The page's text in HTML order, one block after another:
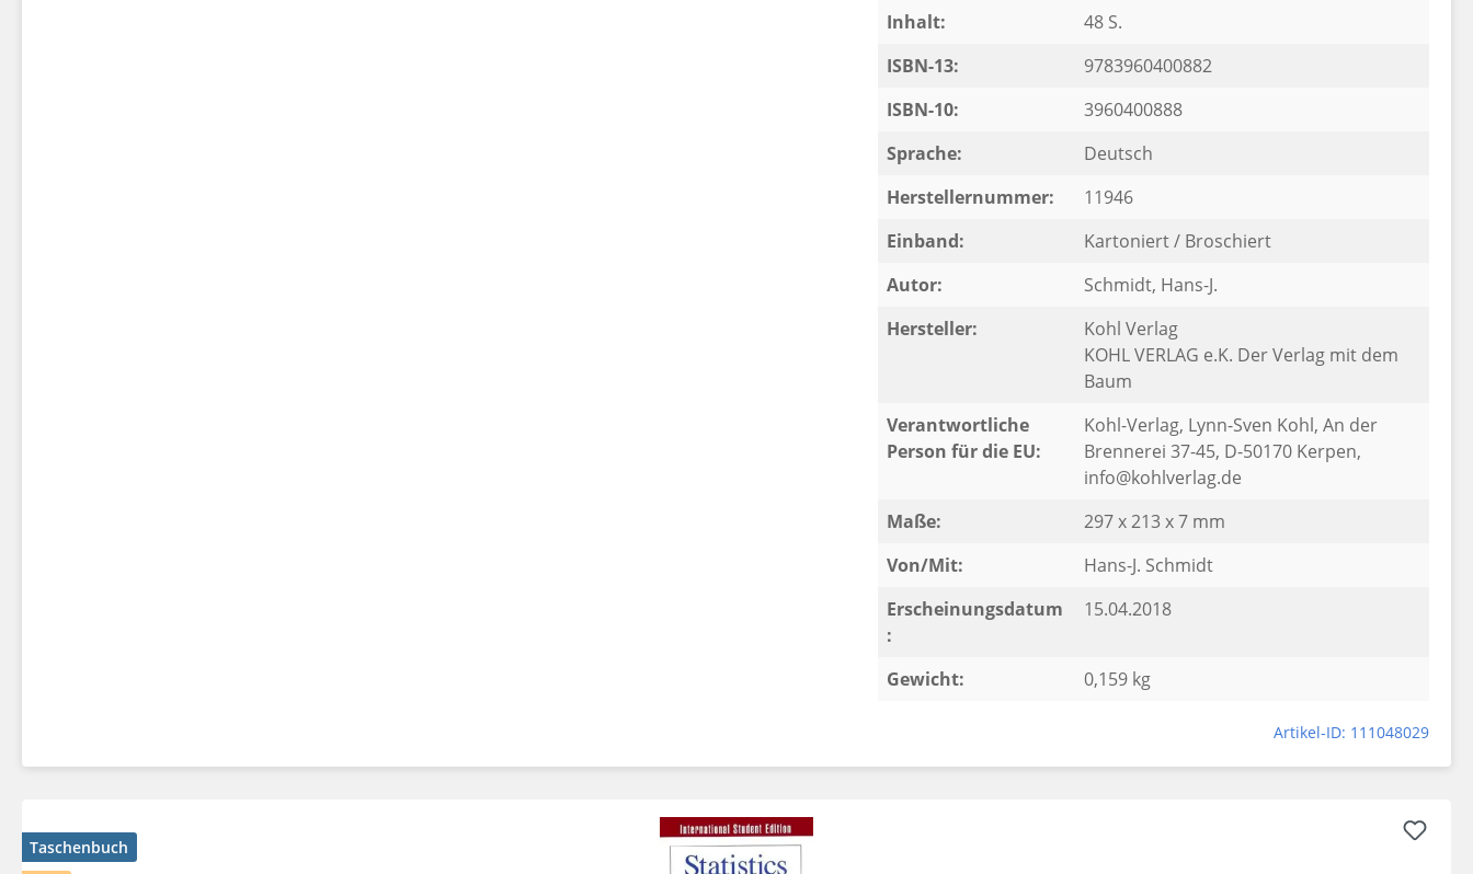
Inhalt:
48 S.
ISBN-13:
9783960400882
ISBN-10:
3960400888
Sprache:
Deutsch
Herstellernummer:
11946
Einband:
Kartoniert / Broschiert
Autor:
Schmidt, Hans-J.
Hersteller:
Kohl Verlag
KOHL VERLAG e.K. Der Verlag mit dem
Baum
Verantwortliche
Person für die EU:
Kohl-Verlag, Lynn-Sven Kohl, An der
Brennerei 37-45, D-50170 Kerpen,
info@kohlverlag.de
Maße:
297 x 213 x 7 mm
Von/Mit:
Hans-J. Schmidt
Erscheinungsdatum
:
15.04.2018
Gewicht: 0,159 kg
Artikel-ID: 111048029
Taschenbuch